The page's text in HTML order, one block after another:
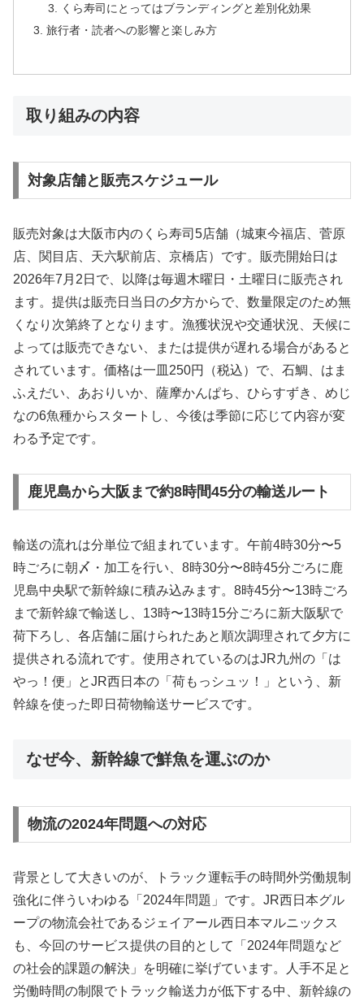
くら寿司にとってはブランディングと差別化効果
旅行者・読者への影響と楽しみ方
取り組みの内容
対象店舗と販売スケジュール
販売対象は大阪市内のくら寿司5店舗（城東今福店、菅原
店、関目店、天六駅前店、京橋店）です。販売開始日は
2026年7月2日で、以降は毎週木曜日・土曜日に販売され
ます。提供は販売日当日の夕方からで、数量限定のため無
くなり次第終了となります。漁獲状況や交通状況、天候に
よっては販売できない、または提供が遅れる場合があると
されています。価格は一皿250円（税込）で、石鯛、はま
ふえだい、あおりいか、薩摩かんぱち、ひらすずき、めじ
なの6魚種からスタートし、今後は季節に応じて内容が変
わる予定です。
鹿児島から大阪まで約8時間45分の輸送ルート
輸送の流れは分単位で組まれています。午前4時30分〜5
時ごろに朝〆・加工を行い、8時30分〜8時45分ごろに鹿
児島中央駅で新幹線に積み込みます。8時45分〜13時ごろ
まで新幹線で輸送し、13時〜13時15分ごろに新大阪駅で
荷下ろし、各店舗に届けられたあと順次調理されて夕方に
提供される流れです。使用されているのはJR九州の「は
やっ！便」とJR西日本の「荷もっシュッ！」という、新
幹線を使った即日荷物輸送サービスです。
なぜ今、新幹線で鮮魚を運ぶのか
物流の2024年問題への対応
背景として大きいのが、トラック運転手の時間外労働規制
強化に伴ういわゆる「2024年問題」です。JR西日本グル
ープの物流会社であるジェイアール西日本マルニックス
も、今回のサービス提供の目的として「2024年問題など
の社会的課題の解決」を明確に挙げています。人手不足と
労働時間の制限でトラック輸送力が低下する中、新幹線の